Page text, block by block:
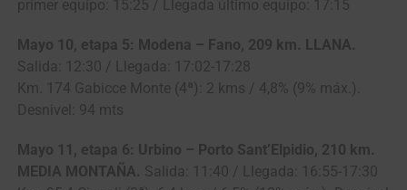
primer equipo: 15:25 / Llegada último equipo: 17:15
Mayo 10, etapa 5: Modena – Fano, 209 km. LLANA.
Salida: 12:30 / Llegada: 17:02-17:28
Km. 174 Gabicce Monte (4ª): 2 kms / 4,8% (9% máx.).
Desnivel: 94 mts
Mayo 11, etapa 6: Urbino – Porto Sant’Elpidio, 210 km.
MEDIA MONTAÑA. Salida: 11:40 / Llegada: 16:55-17:30